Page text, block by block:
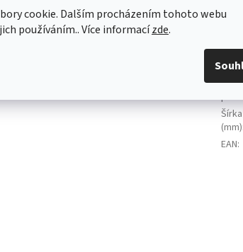
cookie. Dalším procházením tohoto webu
používáním.. Více informacízde.
Typ
Typ:
(mm)
EAN: